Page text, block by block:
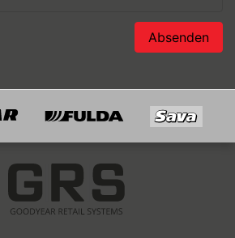
Absenden
GRS